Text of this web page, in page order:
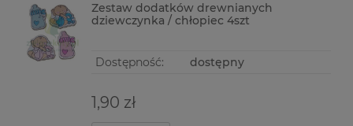
Zestaw dodatków drewnianych
dziewczynka / chłopiec 4szt
Dostępność: dostępny
1,90 zł